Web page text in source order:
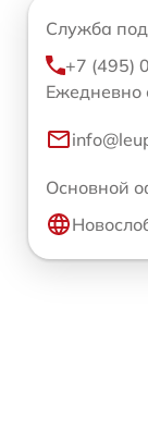
Служба
+7 (495)
Ежедневно
Основной